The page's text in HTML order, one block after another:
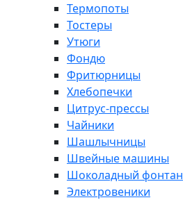
Термопоты
Тостеры
Утюги
Фондю
Фритюрницы
Хлебопечки
Цитрус-прессы
Чайники
Шашлычницы
Швейные машины
Шоколадный фонтан
Электровеники